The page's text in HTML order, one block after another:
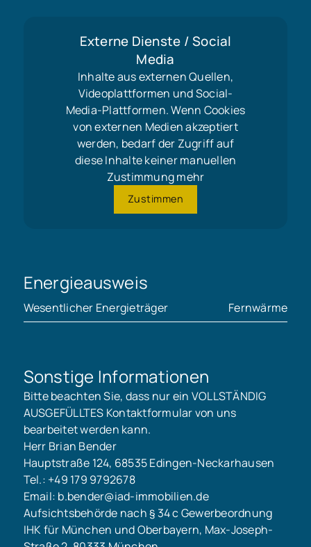
Externe Dienste / Social
Media
Inhalte aus externen Quellen,
Videoplattformen und Social-
Media-Plattformen. Wenn Cookies
von externen Medien akzeptiert
werden, bedarf der Zugriff auf
diese Inhalte keiner manuellen
Zustimmung mehr
Zustimmen
Energieausweis
Wesentlicher Energieträger Fernwärme
Sonstige Informationen
Bitte beachten Sie, dass nur ein VOLLSTÄNDIG
AUSGEFÜLLTES Kontaktformular von uns
bearbeitet werden kann.
Herr Brian Bender
Hauptstraße 124, 68535 Edingen-Neckarhausen
Tel.: +49 179 9792678
Email: b.bender@iad-immobilien.de
Aufsichtsbehörde nach § 34 c Gewerbeordnung
IHK für München und Oberbayern, Max-Joseph-